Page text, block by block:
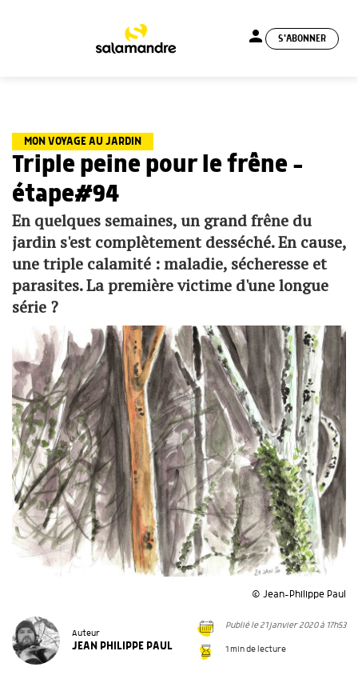
person S'ABONNER
MON VOYAGE AU JARDIN
Triple peine pour le frêne –
étape#94
En quelques semaines, un grand frêne du
jardin s'est complètement desséché. En cause,
une triple calamité : maladie, sécheresse et
parasites. La première victime d'une longue
série ?
© Jean-Philippe Paul
Auteur
JEAN PHILIPPE PAUL
Publié le 21 janvier 2020 à 17h53
1 min de lecture